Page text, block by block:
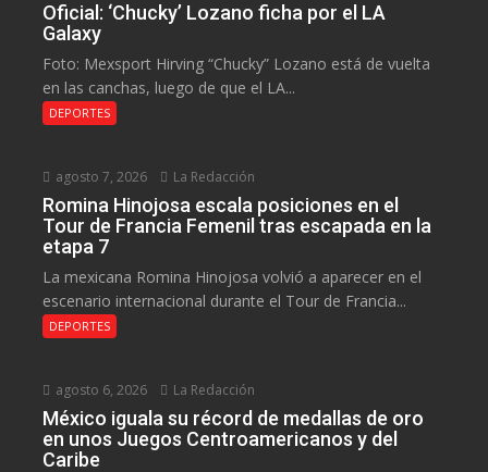
Oficial: ‘Chucky’ Lozano ficha por el LA
Galaxy
Foto: Mexsport Hirving “Chucky” Lozano está de vuelta
en las canchas, luego de que el LA...
DEPORTES
agosto 7, 2026 La Redacción
Romina Hinojosa escala posiciones en el
Tour de Francia Femenil tras escapada en la
etapa 7
La mexicana Romina Hinojosa volvió a aparecer en el
escenario internacional durante el Tour de Francia...
DEPORTES
agosto 6, 2026 La Redacción
México iguala su récord de medallas de oro
en unos Juegos Centroamericanos y del
Caribe